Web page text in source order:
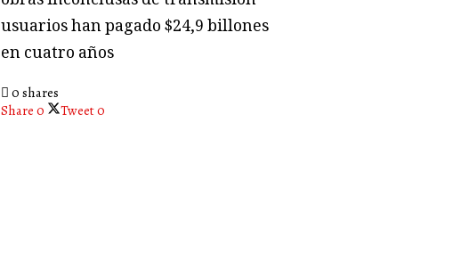
usuarios han pagado $24,9 billones
en cuatro años
0 shares
Share 0 Tweet0